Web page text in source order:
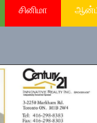
சினிமா